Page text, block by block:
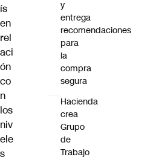
ís
en
rel
aci
ón
co
n
los
niv
ele
s
y
entrega
recomendaciones
para
la
compra
segura
Hacienda
crea
Grupo
de
Trabajo